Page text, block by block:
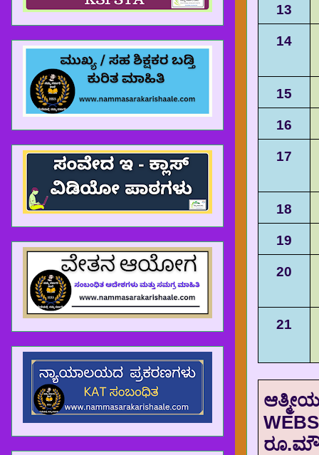
13
14
15
16
17
18
19
20
21